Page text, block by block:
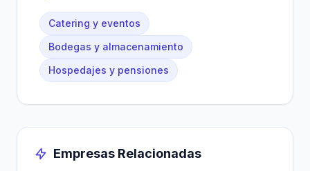
Catering y eventos
Bodegas y almacenamiento
Hospedajes y pensiones
Empresas Relacionadas